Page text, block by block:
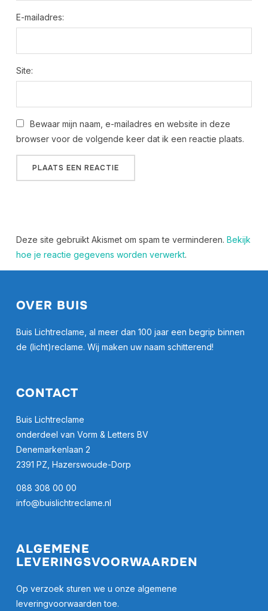
E-mailadres:
Site:
Bewaar mijn naam, e-mailadres en website in deze
browser voor de volgende keer dat ik een reactie plaats.
Deze site gebruikt Akismet om spam te verminderen. Bekijk
hoe je reactie gegevens worden verwerkt.
OVER BUIS
Buis Lichtreclame, al meer dan 100 jaar een begrip binnen
de (licht)reclame. Wij maken uw naam schitterend!
CONTACT
Buis Lichtreclame
onderdeel van Vorm & Letters BV
Denemarkenlaan 2
2391 PZ, Hazerswoude-Dorp
088 308 00 00
info@buislichtreclame.nl
ALGEMENE
LEVERINGSVOORWAARDEN
Op verzoek sturen we u onze algemene
leveringvoorwaarden toe.